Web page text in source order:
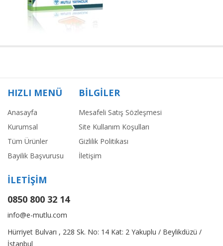
HIZLI MENÜ
Anasayfa
Kurumsal
Tüm Ürünler
Bayilik Başvurusu
BİLGİLER
Mesafeli Satış Sözleşmesi
Site Kullanım Koşulları
Gizlilik Politikası
İletişim
İLETİŞİM
0850 800 32 14
info@e-mutlu.com
Hürriyet Bulvarı , 228 Sk. No: 14 Kat: 2 Yakuplu / Beylikdüzü /
İstanbul